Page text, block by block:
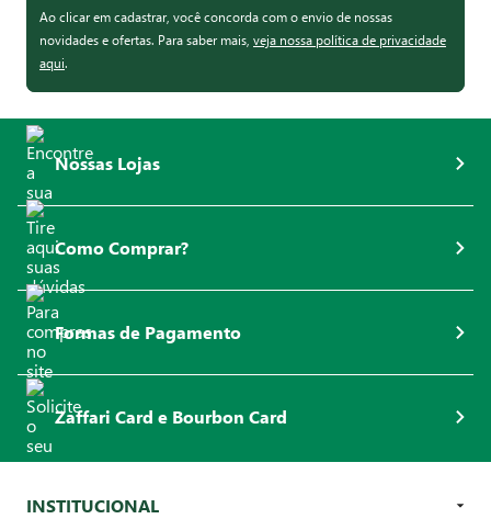
Ao clicar em cadastrar, você concorda com o envio de nossas
novidades e ofertas. Para saber mais, veja nossa política de privacidade
aqui.
Nossas Lojas
Como Comprar?
Formas de Pagamento
Zaffari Card e Bourbon Card
INSTITUCIONAL